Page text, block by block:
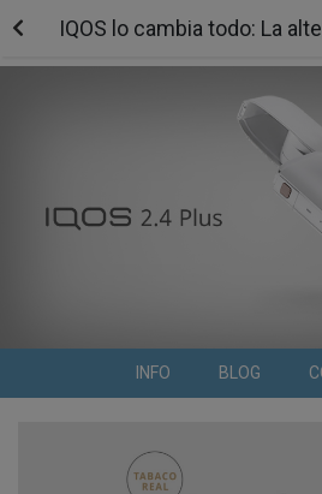
IQOS lo cambia todo: La
INFO BLOG